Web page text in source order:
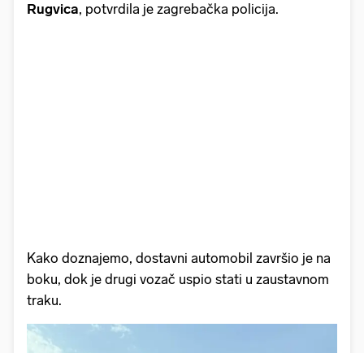
Rugvica, potvrdila je zagrebačka policija.
Kako doznajemo, dostavni automobil završio je na
boku, dok je drugi vozač uspio stati u zaustavnom
traku.